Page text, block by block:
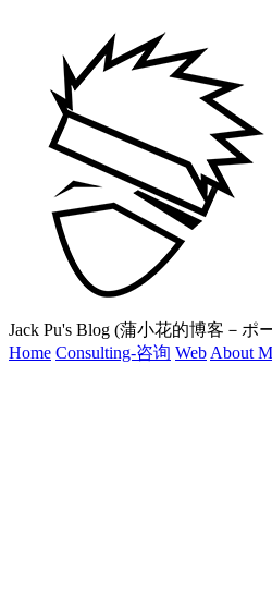
Jack Pu's Blog (蒲小花的博客－ポ
Home Consulting-咨询 Web About